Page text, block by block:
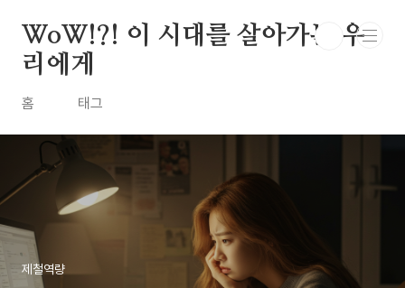
WoW!?! 이 시대를 살아가는 우
리에게
홈 태그
제철역량